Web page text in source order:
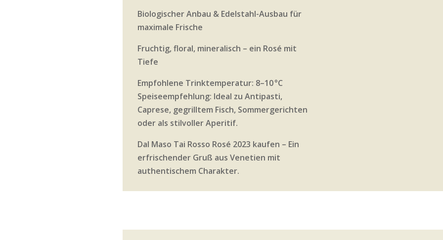
Biologischer Anbau & Edelstahl-Ausbau für
maximale Frische
Fruchtig, floral, mineralisch – ein Rosé mit
Tiefe
Empfohlene Trinktemperatur: 8–10 °C
Speiseempfehlung: Ideal zu Antipasti,
Caprese, gegrilltem Fisch, Sommergerichten
oder als stilvoller Aperitif.
Dal Maso Tai Rosso Rosé 2023 kaufen – Ein
erfrischender Gruß aus Venetien mit
authentischem Charakter.